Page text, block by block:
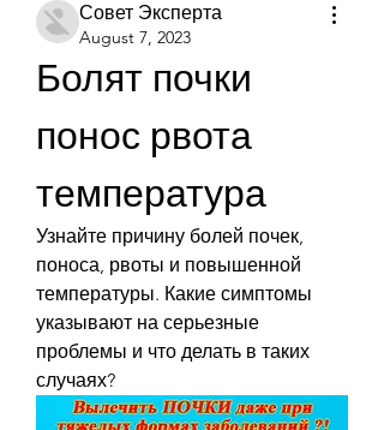
Совет Эксперта
August 7, 2023
Болят почки
понос рвота
температура
Узнайте причину болей почек,
поноса, рвоты и повышенной
температуры. Какие симптомы
указывают на серьезные
проблемы и что делать в таких
случаях?